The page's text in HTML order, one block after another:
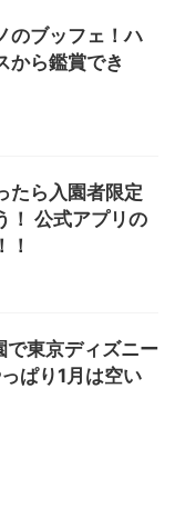
のブッフェ！ハ
から鑑賞でき
たら入園者限定
！ 公式アプリの
！
で東京ディズニー
ぱり1月は空い